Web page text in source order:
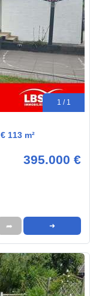
1 / 1
113 m²
395.000 €
➦ ➜